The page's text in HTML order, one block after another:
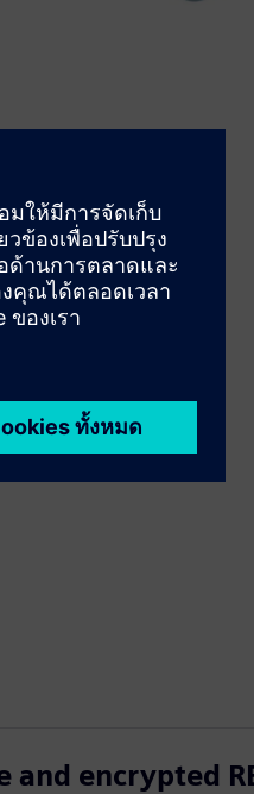
and encrypted